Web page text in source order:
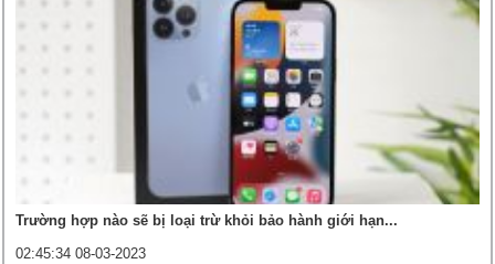
Trường hợp nào sẽ bị loại trừ khỏi bảo hành giới hạn...
02:45:34 08-03-2023